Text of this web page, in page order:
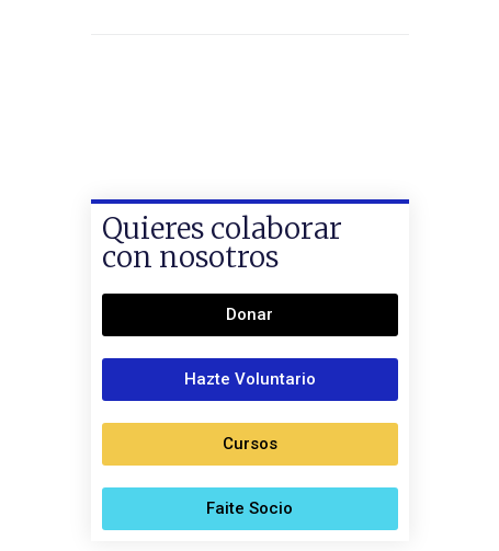
Quieres colaborar
con nosotros
Donar
Hazte Voluntario
Cursos
Faite Socio